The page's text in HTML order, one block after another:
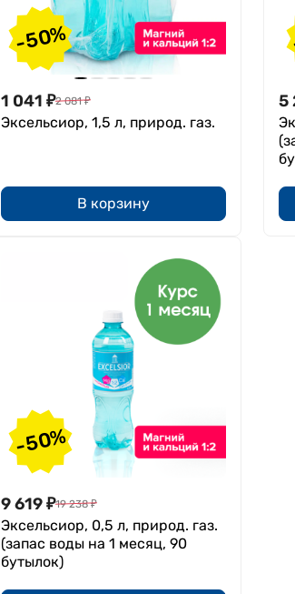
-50%
1 041 ₽2 081 ₽
Эксельсиор, 1,5 л, природ. газ.
В корзину
5
-50%
9 619₽19 238 ₽
Эксельсиор, 0,5 л, природ. газ.
(запас воды на 1 месяц, 90
бутылок)